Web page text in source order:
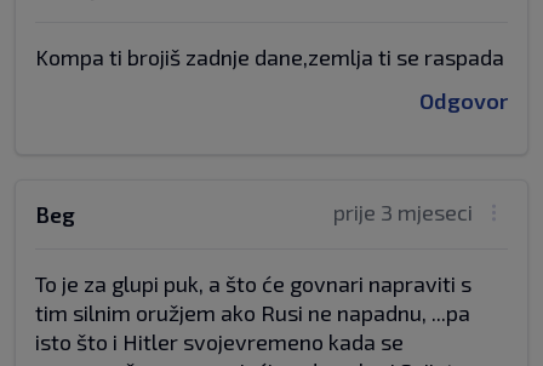
Kompa ti brojiš zadnje dane,zemlja ti se raspada
Odgovor
prije 3 mjeseci
Beg
To je za glupi puk, a što će govnari napraviti s
tim silnim oružjem ako Rusi ne napadnu, ...pa
isto što i Hitler svojevremeno kada se